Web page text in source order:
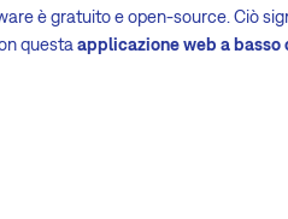
è gratuito e open-source. Ciò
questa applicazione web a basso